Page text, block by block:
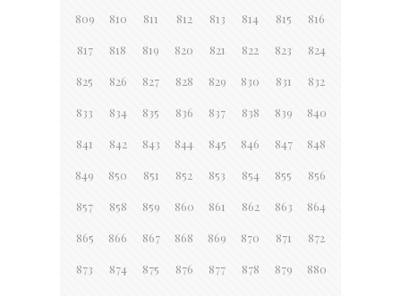
809 810 811 812 813 814 815 816
817 818 819 820 821 822 823 824
825 826 827 828 829 830 831 832
833 834 835 836 837 838 839 840
841 842 843 844 845 846 847 848
849 850 851 852 853 854 855 856
857 858 859 860 861 862 863 864
865 866 867 868 869 870 871 872
873 874 875 876 877 878 879 880